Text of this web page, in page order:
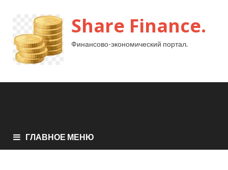
Share Finance.
Финансово-экономический портал.
ГЛАВНОЕ МЕНЮ